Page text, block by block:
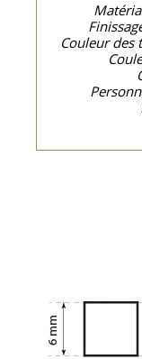
Couleur des